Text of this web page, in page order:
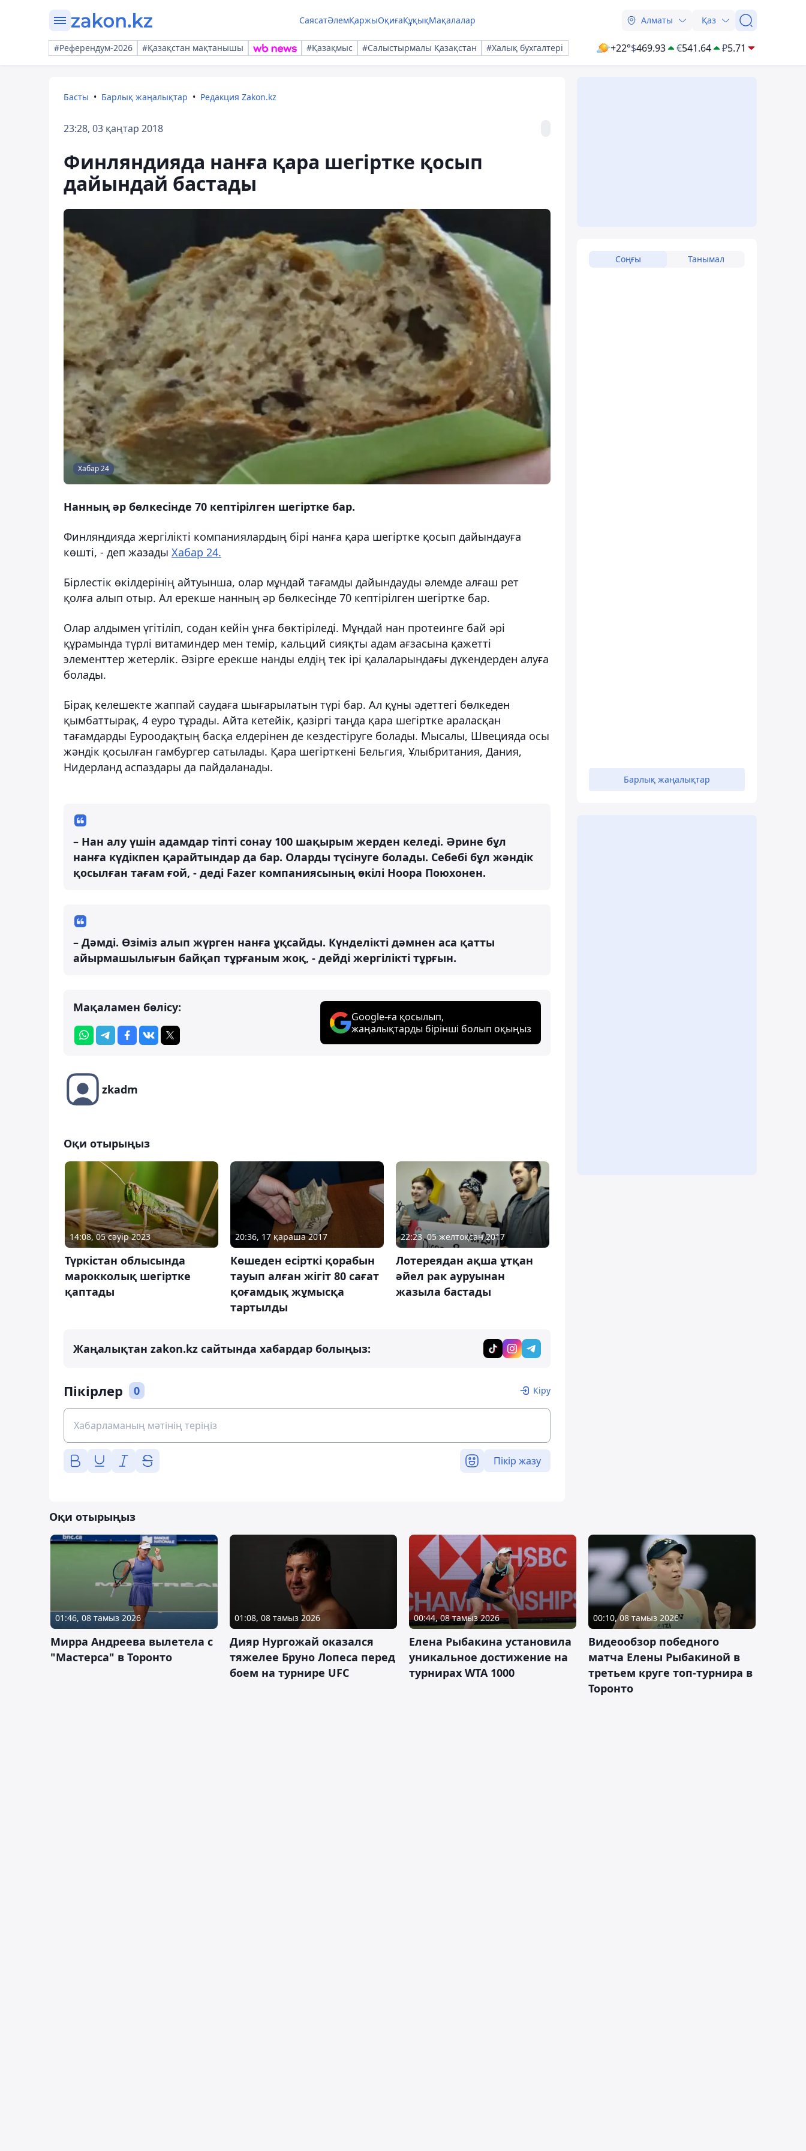
СаясатӘлемҚаржыОқиғаҚұқықМақалалар Алматы Қаз
#Референдум-2026 #Қазақстан мақтанышы #Қазақмыс #Салыстырмалы Қазақстан #Халық бухгалтері +22°$469.93 €541.64 ₽5.71
Басты Барлық жаңалықтар Редакция Zakon.kz
23:28, 03 қаңтар 2018
Финляндияда нанға қара шегіртке қосып
дайындай бастады
Хабар 24
Нанның әр бөлкесінде 70 кептірілген шегіртке бар.
Финляндияда жергілікті компаниялардың бірі нанға қара шегіртке қосып дайындауға
көшті, - деп жазады Хабар 24.
Бірлестік өкілдерінің айтуынша, олар мұндай тағамды дайындауды әлемде алғаш рет
қолға алып отыр. Ал ерекше нанның әр бөлкесінде 70 кептірілген шегіртке бар.
Олар алдымен үгітіліп, содан кейін ұнға бөктіріледі. Мұндай нан протеинге бай әрі
құрамында түрлі витаминдер мен темір, кальций сияқты адам ағзасына қажетті
элементтер жетерлік. Әзірге ерекше нанды елдің тек ірі қалаларындағы дүкендерден алуға
болады.
Бірақ келешекте жаппай саудаға шығарылатын түрі бар. Ал құны әдеттегі бөлкеден
қымбаттырақ, 4 еуро тұрады. Айта кетейік, қазіргі таңда қара шегіртке араласқан
тағамдарды Еуроодақтың басқа елдерінен де кездестіруге болады. Мысалы, Швецияда осы
жәндік қосылған гамбургер сатылады. Қара шегірткені Бельгия, Ұлыбритания, Дания,
Нидерланд аспаздары да пайдаланады.
– Нан алу үшін адамдар тіпті сонау 100 шақырым жерден келеді. Әрине бұл
нанға күдікпен қарайтындар да бар. Оларды түсінуге болады. Себебі бұл жәндік
қосылған тағам ғой, - деді Fazer компаниясының өкілі Ноора Поюхонен.
– Дәмді. Өзіміз алып жүрген нанға ұқсайды. Күнделікті дәмнен аса қатты
айырмашылығын байқап тұрғаным жоқ, - дейді жергілікті тұрғын.
Мақаламен бөлісу:
Google-ға қосылып,
жаңалықтарды бірінші болып оқыңыз
zkadm
Оқи отырыңыз
14:08, 05 сәуір 2023
Түркістан облысында
марокколық шегіртке
қаптады
20:36, 17 қараша 2017
Көшеден есірткі қорабын
тауып алған жігіт 80 сағат
қоғамдық жұмысқа
тартылды
22:23, 05 желтоқсан 2017
Лотереядан ақша ұтқан
әйел рак ауруынан
жазыла бастады
Жаңалықтан zakon.kz сайтында хабардар болыңыз:
Пікірлер 0 Кіру
Пікір жазу
Соңғы Танымал
Барлық жаңалықтар
Оқи отырыңыз
01:46, 08 тамыз 2026
Мирра Андреева вылетела с
"Мастерса" в Торонто
01:08, 08 тамыз 2026
Дияр Нургожай оказался
тяжелее Бруно Лопеса перед
боем на турнире UFC
00:44, 08 тамыз 2026
Елена Рыбакина установила
уникальное достижение на
турнирах WTA 1000
00:10, 08 тамыз 2026
Видеообзор победного
матча Елены Рыбакиной в
третьем круге топ-турнира в
Торонто